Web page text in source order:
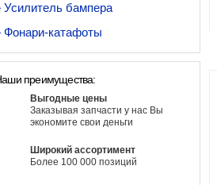
Усилитель бампера
Фонари-катафоты
преимущества:
Выгодные цены
Заказывая запчасти у нас Вы
экономите свои деньги
Широкий ассортимент
Более 100 000 позиций